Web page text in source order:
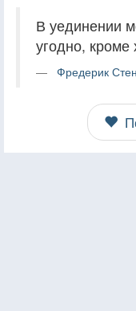
В уединении
угодно, кроме
Фредерик